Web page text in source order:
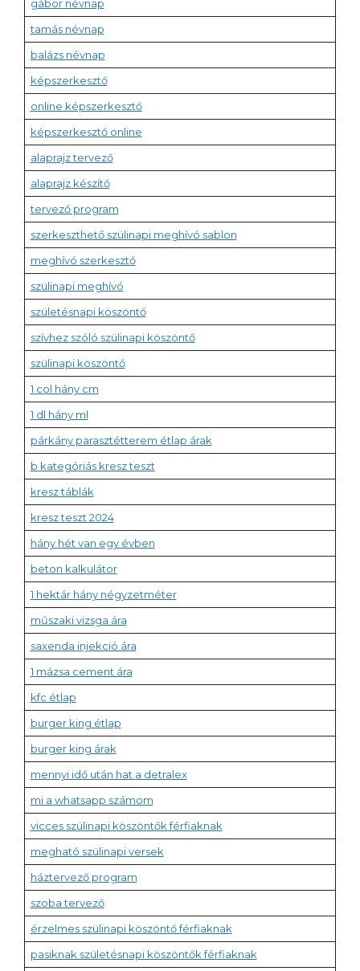
gábor névnap
tamás névnap
balázs névnap
képszerkesztő
online képszerkesztő
képszerkesztő online
alaprajz tervező
alaprajz készítő
tervező program
szerkeszthető szülinapi meghívó sablon
meghívó szerkesztő
szülinapi meghívó
születésnapi köszöntő
szívhez szóló szülinapi köszöntő
szülinapi köszöntő
1 col hány cm
1 dl hány ml
párkány parasztétterem étlap árak
b kategóriás kresz teszt
kresz táblák
kresz teszt 2024
hány hét van egy évben
beton kalkulátor
1 hektár hány négyzetméter
műszaki vizsga ára
saxenda injekció ára
1 mázsa cement ára
kfc étlap
burger king étlap
burger king árak
mennyi idő után hat a detralex
mi a whatsapp számom
vicces szülinapi köszöntők férfiaknak
megható szülinapi versek
háztervező program
szoba tervező
érzelmes szülinapi köszöntő férfiaknak
pasiknak születésnapi köszöntők férfiaknak